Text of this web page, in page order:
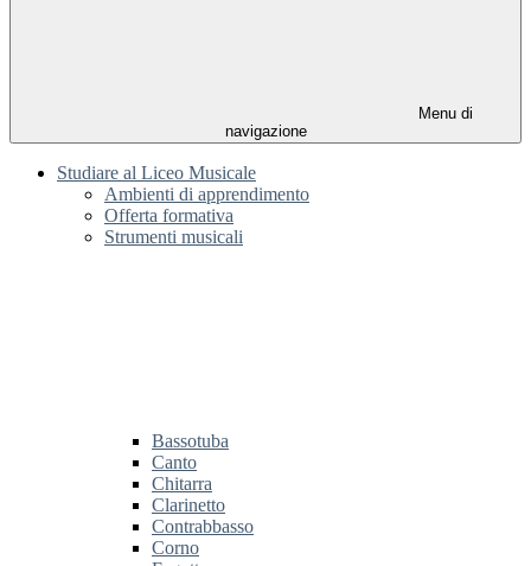
Menu di
navigazione
Studiare al Liceo Musicale
Ambienti di apprendimento
Offerta formativa
Strumenti musicali
Bassotuba
Canto
Chitarra
Clarinetto
Contrabbasso
Corno